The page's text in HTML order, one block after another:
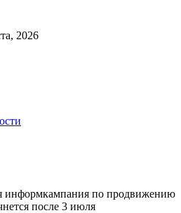
2026
информкампания по продвижению
после 3 июля